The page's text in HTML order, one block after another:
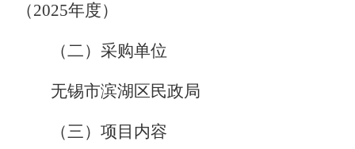
（2025年度）
（二）采购单位
无锡市滨湖区民政局
（三）项目内容